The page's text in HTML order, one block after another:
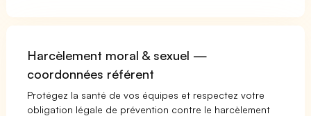
Harcèlement moral & sexuel —
coordonnées référent
Protégez la santé de vos équipes et respectez votre
obligation légale de prévention contre le harcèlement